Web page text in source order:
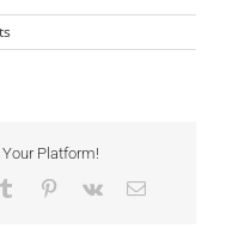
Platform!
Tumblr Pinterest
Vk Email